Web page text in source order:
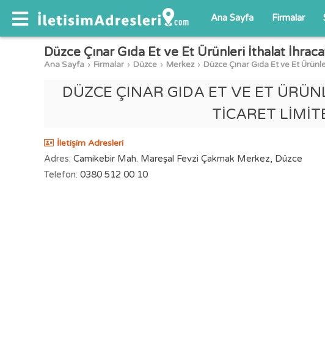
Ana Sayfa Firmalar
Düzce Çınar Gıda Et ve Et Ürünleri İthalat
Ana Sayfa Firmalar Düzce Merkez Düzce Çınar Gıda Et ve Et
DÜZCE ÇINAR GIDA ET VE ET
TİCARET
İletişim Adresleri
Adres: Camikebir Mah. Mareşal Fevzi Çakmak Merkez, Düzce
Telefon: 0380 512 00 10